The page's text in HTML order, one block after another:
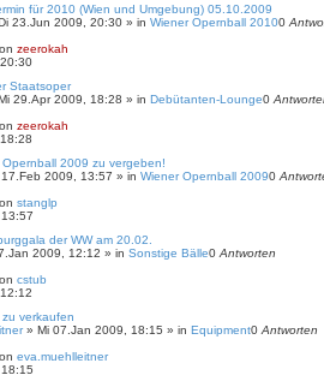
für 2010 (Wien und Umgebung) 05.10.2009
23.Jun 2009, 20:30 » in Wiener Opernball 20100
zeerokah
Staatsoper
29.Apr 2009, 18:28 » in Debütanten-Lounge0
zeerokah
2009 zu vergeben!
17.Feb 2009, 13:57 » in Wiener Opernball 20090
stanglp
der WW am 20.02.
2009, 12:12 » in Sonstige Bälle0 Antworten
cstub
verkaufen
» Mi 07.Jan 2009, 18:15 » in Equipment0 Antworten
eva.muehlleitner